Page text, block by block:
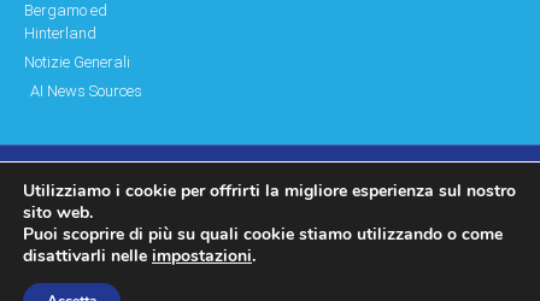
Bergamo ed
Hinterland
Notizie Generali
AI News Sources
© Copyright 2011 – 2026 Montagne & Paesi
Log In|Log Out Privacy Policy
Utilizziamo i cookie per offrirti la migliore esperienza sul nostro
sito web.
Puoi scoprire di più su quali cookie stiamo utilizzando o come
disattivarli nelle impostazioni.